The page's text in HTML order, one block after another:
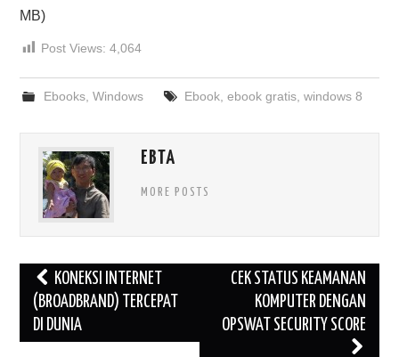
MB)
Post Views: 4,064
Ebooks, Windows Ebook, ebook gratis, windows 8
EBTA
MORE POSTS
Post
navigation
KONEKSI INTERNET
(BROADBRAND) TERCEPAT
DI DUNIA
CEK STATUS KEAMANAN
KOMPUTER DENGAN
OPSWAT SECURITY SCORE